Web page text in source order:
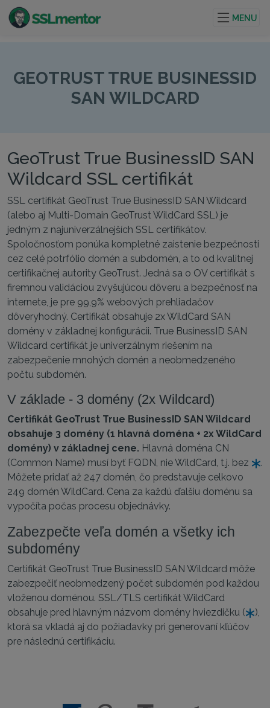
internetové projekty.
MENU
GEOTRUST TRUE BUSINESSID
SAN WILDCARD
GeoTrust True BusinessID SAN
Wildcard SSL certifikát
SSL certifikát GeoTrust True BusinessID SAN Wildcard
(alebo aj Multi-Domain GeoTrust WildCard SSL) je
jedným z najuniverzálnejších SSL certifikátov.
Spoločnosťom ponúka kompletné zaistenie bezpečnosti
cez celé potrfólio domén a subdomén, a to od kvalitnej
certifikačnej autority GeoTrust. Jedná sa o OV certifikát s
firemnou validáciou zvyšujúcou dôveru a bezpečnosť na
internete, je pre 99,9% webových prehliadačov
dôveryhodný. Certifikát obsahuje 2x WildCard SAN
domény v základnej konfigurácii. True BusinessID SAN
Wildcard certifikát je univerzálnym riešením na
zabezpečenie mnohých domén a neobmedzeného
počtu subdomén.
V základe - 3 domény (2x Wildcard)
Certifikát GeoTrust True BusinessID SAN Wildcard
obsahuje 3 domény (1 hlavná doména + 2x WildCard
domény) v základnej cene. Hlavná doména CN
(Common Name) musí byť FQDN, nie WildCard, t.j. bez
.
Môžete pridať až 247 domén, čo predstavuje celkovo
249 domén WildCard. Cena za každú ďalšiu doménu sa
vypočíta počas procesu objednávky.
Zabezpečte veľa domén a všetky ich
subdomény
Certifikát GeoTrust True BusinessID SAN Wildcard môže
zabezpečiť neobmedzený počet subdomén pod každou
vloženou doménou. SSL/TLS certifikát WildCard
obsahuje pred hlavným názvom domény hviezdičku (
),
ktorá sa vkladá aj do požiadavky pri generovaní kľúčov
pre následnú certifikáciu.